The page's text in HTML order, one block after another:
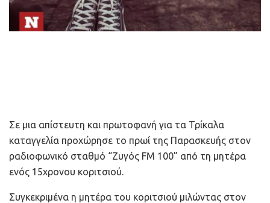
Σε μια απίστευτη και πρωτοφανή για τα Τρίκαλα
καταγγελία προχώρησε το πρωί της Παρασκευής στον
ραδιοφωνικό σταθμό “Ζυγός FM 100” από τη μητέρα
ενός 15χρονου κοριτσιού.
Συγκεκριμένα η μητέρα του κοριτσιού μιλώντας στον